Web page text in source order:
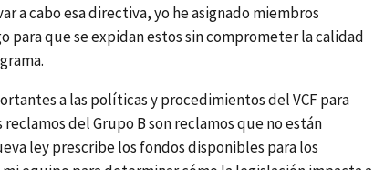
a cabo esa directiva, yo he asignado miembros
para que se expidan estos sin comprometer la calidad
a las políticas y procedimientos del VCF para
del Grupo B son reclamos que no están
ley prescribe los fondos disponibles para los